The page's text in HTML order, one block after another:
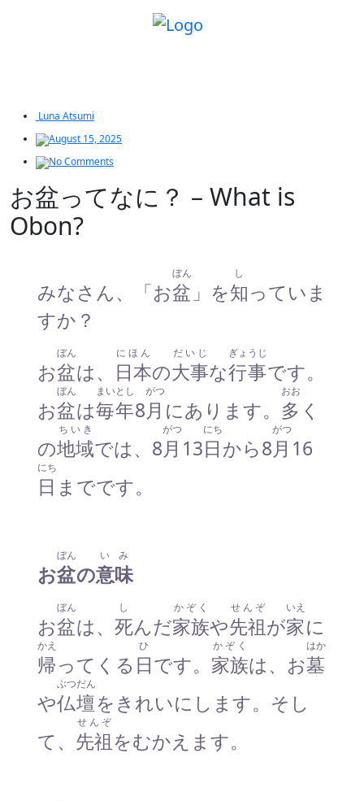
Luna Atsumi
August 15, 2025
No Comments
お盆ってなに？ – What is
Obon?
みなさん、「お盆
ぼん
」を知
し
っていま
すか？
お盆
ぼん
は、 日本
にほん
の大事
だいじ
な行事
ぎょうじ
です。
お盆
ぼん
は毎年
まいとし
8月
がつ
にあります。 多
おお
く
の地域
ちいき
では、8月
がつ
13日
にち
から8月
がつ
16
日
にち
までです。
お盆
ぼん
の意味
いみ
お盆
ぼん
は、 死
し
んだ家族
かぞく
や先祖
せんぞ
が家
いえ
に
帰
かえ
ってくる 日
ひ
です。 家族
かぞく
は、お墓
はか
や仏壇
ぶつだん
をきれいにします。そし
て、 先祖
せんぞ
をむかえます。